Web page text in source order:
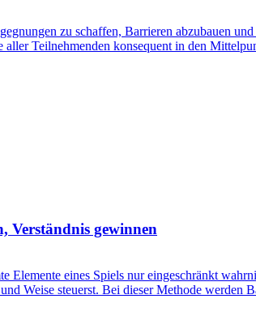
zu schaffen, Barrieren abzubauen
Teilnehmenden konsequent in den
Verständnis gewinnen
Elemente eines Spiels nur eingeschränkt
Weise steuerst. Bei dieser Methode werden